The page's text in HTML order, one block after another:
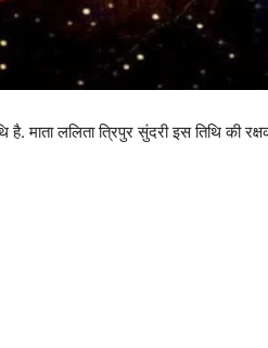
माता ललिता त्रिपुर सुंदरी इस तिथि की